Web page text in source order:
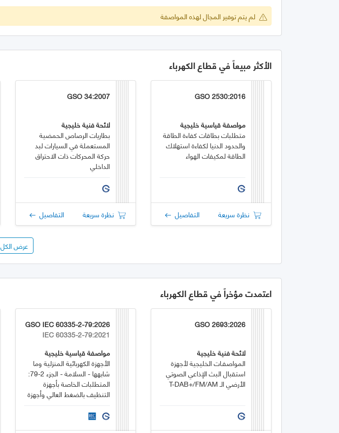
لم يتم توفير المجال لهذه المواصفة
الأكثر مبيعاً في قطاع الكهرباء
GSO 2530:2016
مواصفة قياسية خليجية
متطلبات بطاقات كفاءة الطاقة
والحدود الدنيا لكفاءة استهلاك
الطاقة لمكيفات الهواء
نظرة سريعة التفاصيل
GSO 34:2007
لائحة فنية خليجية
بطاريات الرصاص الحمضية
المستعملة في السيارات لبد
حركة المحركات ذات الاحتراق
الداخلي
نظرة سريعة التفاصيل
عرض الكل
اعتمدت مؤخراً في قطاع الكهرباء
GSO 2693:2026
لائحة فنية خليجية
المواصفـات الخليجية لأجهزة
استقبال البث الإذاعي الصوتي
الأرضي الـ T-DAB+/FM/AM
GSO IEC 60335-2-79:2026
IEC 60335-2-79:2021
مواصفة قياسية خليجية
الأجهزة الكهربائية المنزلية وما
شابهها - السلامة - الجزء 2-79:
المتطلبات الخاصة بأجهزة
التنظيف بالضغط العالي وأجهزة